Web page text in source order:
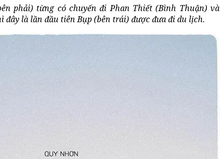
phải) từng có chuyến đi Phan Thiết (Bình Thuận) và
đây là lần đầu tiên Bụp (bên trái) được đưa đi du lịch.